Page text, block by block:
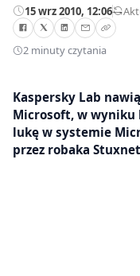
15 wrz 2010, 12:06—
2 minuty czytania
Kaspersky Lab
Microsoft, w wyniku
lukę w systemie
przez robaka